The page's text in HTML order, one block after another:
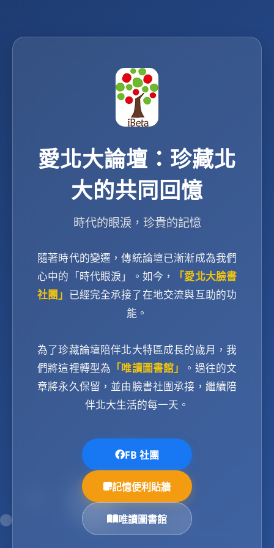
愛北大論壇：珍藏北
大的共同回憶
時代的眼淚，珍貴的記憶
隨著時代的變遷，傳統論壇已漸漸成為我們
心中的「時代眼淚」。如今，
「愛北大臉書
社團」 已經完全承接了在地交流與互助的功
能。
為了珍藏論壇陪伴北大特區成長的歲月，我
們將這裡轉型為 「唯讀圖書館」
。過往的文
章將永久保留，並由臉書社團承接，繼續陪
伴北大生活的每一天。
FB 社團
記憶便利貼牆
唯讀圖書館